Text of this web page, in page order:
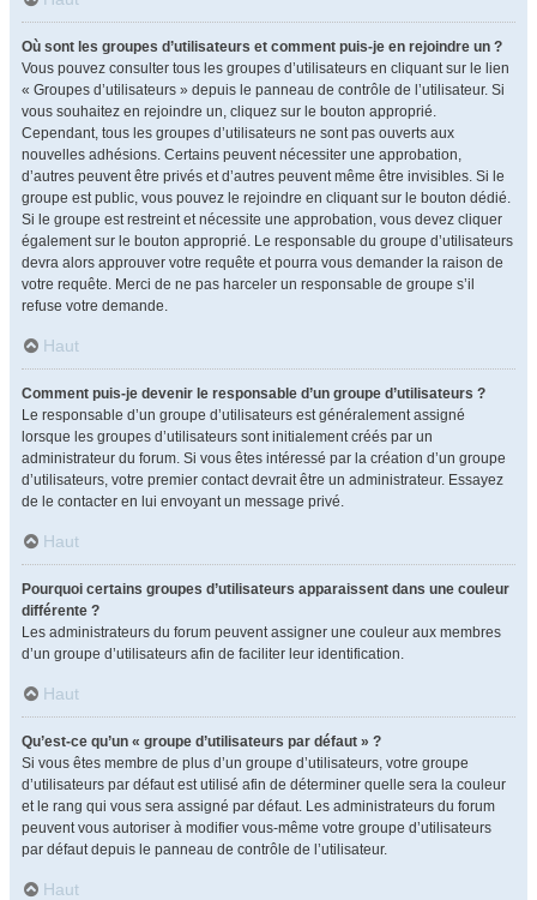
Où sont les groupes d’utilisateurs et comment puis-je en rejoindre un ?
Vous pouvez consulter tous les groupes d’utilisateurs en cliquant sur le lien
« Groupes d’utilisateurs » depuis le panneau de contrôle de l’utilisateur. Si
vous souhaitez en rejoindre un, cliquez sur le bouton approprié.
Cependant, tous les groupes d’utilisateurs ne sont pas ouverts aux
nouvelles adhésions. Certains peuvent nécessiter une approbation,
d’autres peuvent être privés et d’autres peuvent même être invisibles. Si le
groupe est public, vous pouvez le rejoindre en cliquant sur le bouton dédié.
Si le groupe est restreint et nécessite une approbation, vous devez cliquer
également sur le bouton approprié. Le responsable du groupe d’utilisateurs
devra alors approuver votre requête et pourra vous demander la raison de
votre requête. Merci de ne pas harceler un responsable de groupe s’il
refuse votre demande.
Haut
Comment puis-je devenir le responsable d’un groupe d’utilisateurs ?
Le responsable d’un groupe d’utilisateurs est généralement assigné
lorsque les groupes d’utilisateurs sont initialement créés par un
administrateur du forum. Si vous êtes intéressé par la création d’un groupe
d’utilisateurs, votre premier contact devrait être un administrateur. Essayez
de le contacter en lui envoyant un message privé.
Haut
Pourquoi certains groupes d’utilisateurs apparaissent dans une couleur
différente ?
Les administrateurs du forum peuvent assigner une couleur aux membres
d’un groupe d’utilisateurs afin de faciliter leur identification.
Haut
Qu’est-ce qu’un « groupe d’utilisateurs par défaut » ?
Si vous êtes membre de plus d’un groupe d’utilisateurs, votre groupe
d’utilisateurs par défaut est utilisé afin de déterminer quelle sera la couleur
et le rang qui vous sera assigné par défaut. Les administrateurs du forum
peuvent vous autoriser à modifier vous-même votre groupe d’utilisateurs
par défaut depuis le panneau de contrôle de l’utilisateur.
Haut